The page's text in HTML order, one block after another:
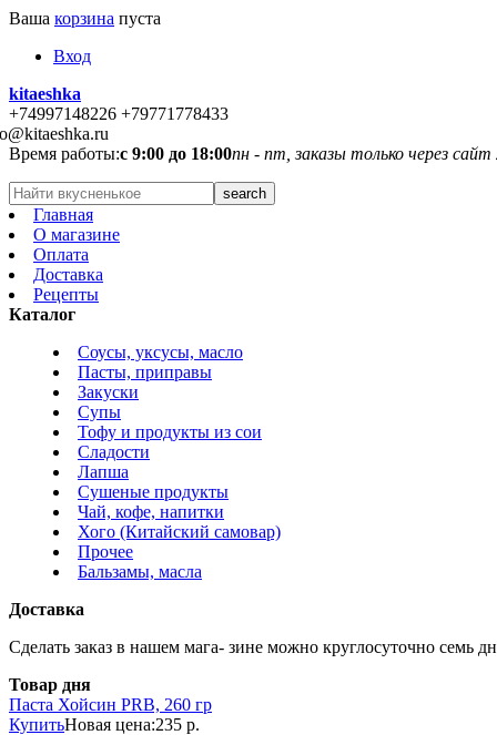
Ваша корзина пуста
Вход
kitaeshka
+74997148226 +79771778433
Время работы:с 9:00 до 18:00пн - пт, заказы только через сайт
Главная
О магазине
Оплата
Доставка
Рецепты
Каталог
Соусы, уксусы, масло
Пасты, приправы
Закуски
Супы
Тофу и продукты из сои
Сладости
Лапша
Сушеные продукты
Чай, кофе, напитки
Хого (Китайский самовар)
Прочее
Бальзамы, масла
Доставка
Сделать заказ в нашем мага- зине можно круглосуточно семь
Товар дня
Паста Хойсин PRB, 260 гр
КупитьНовая цена:235 р.